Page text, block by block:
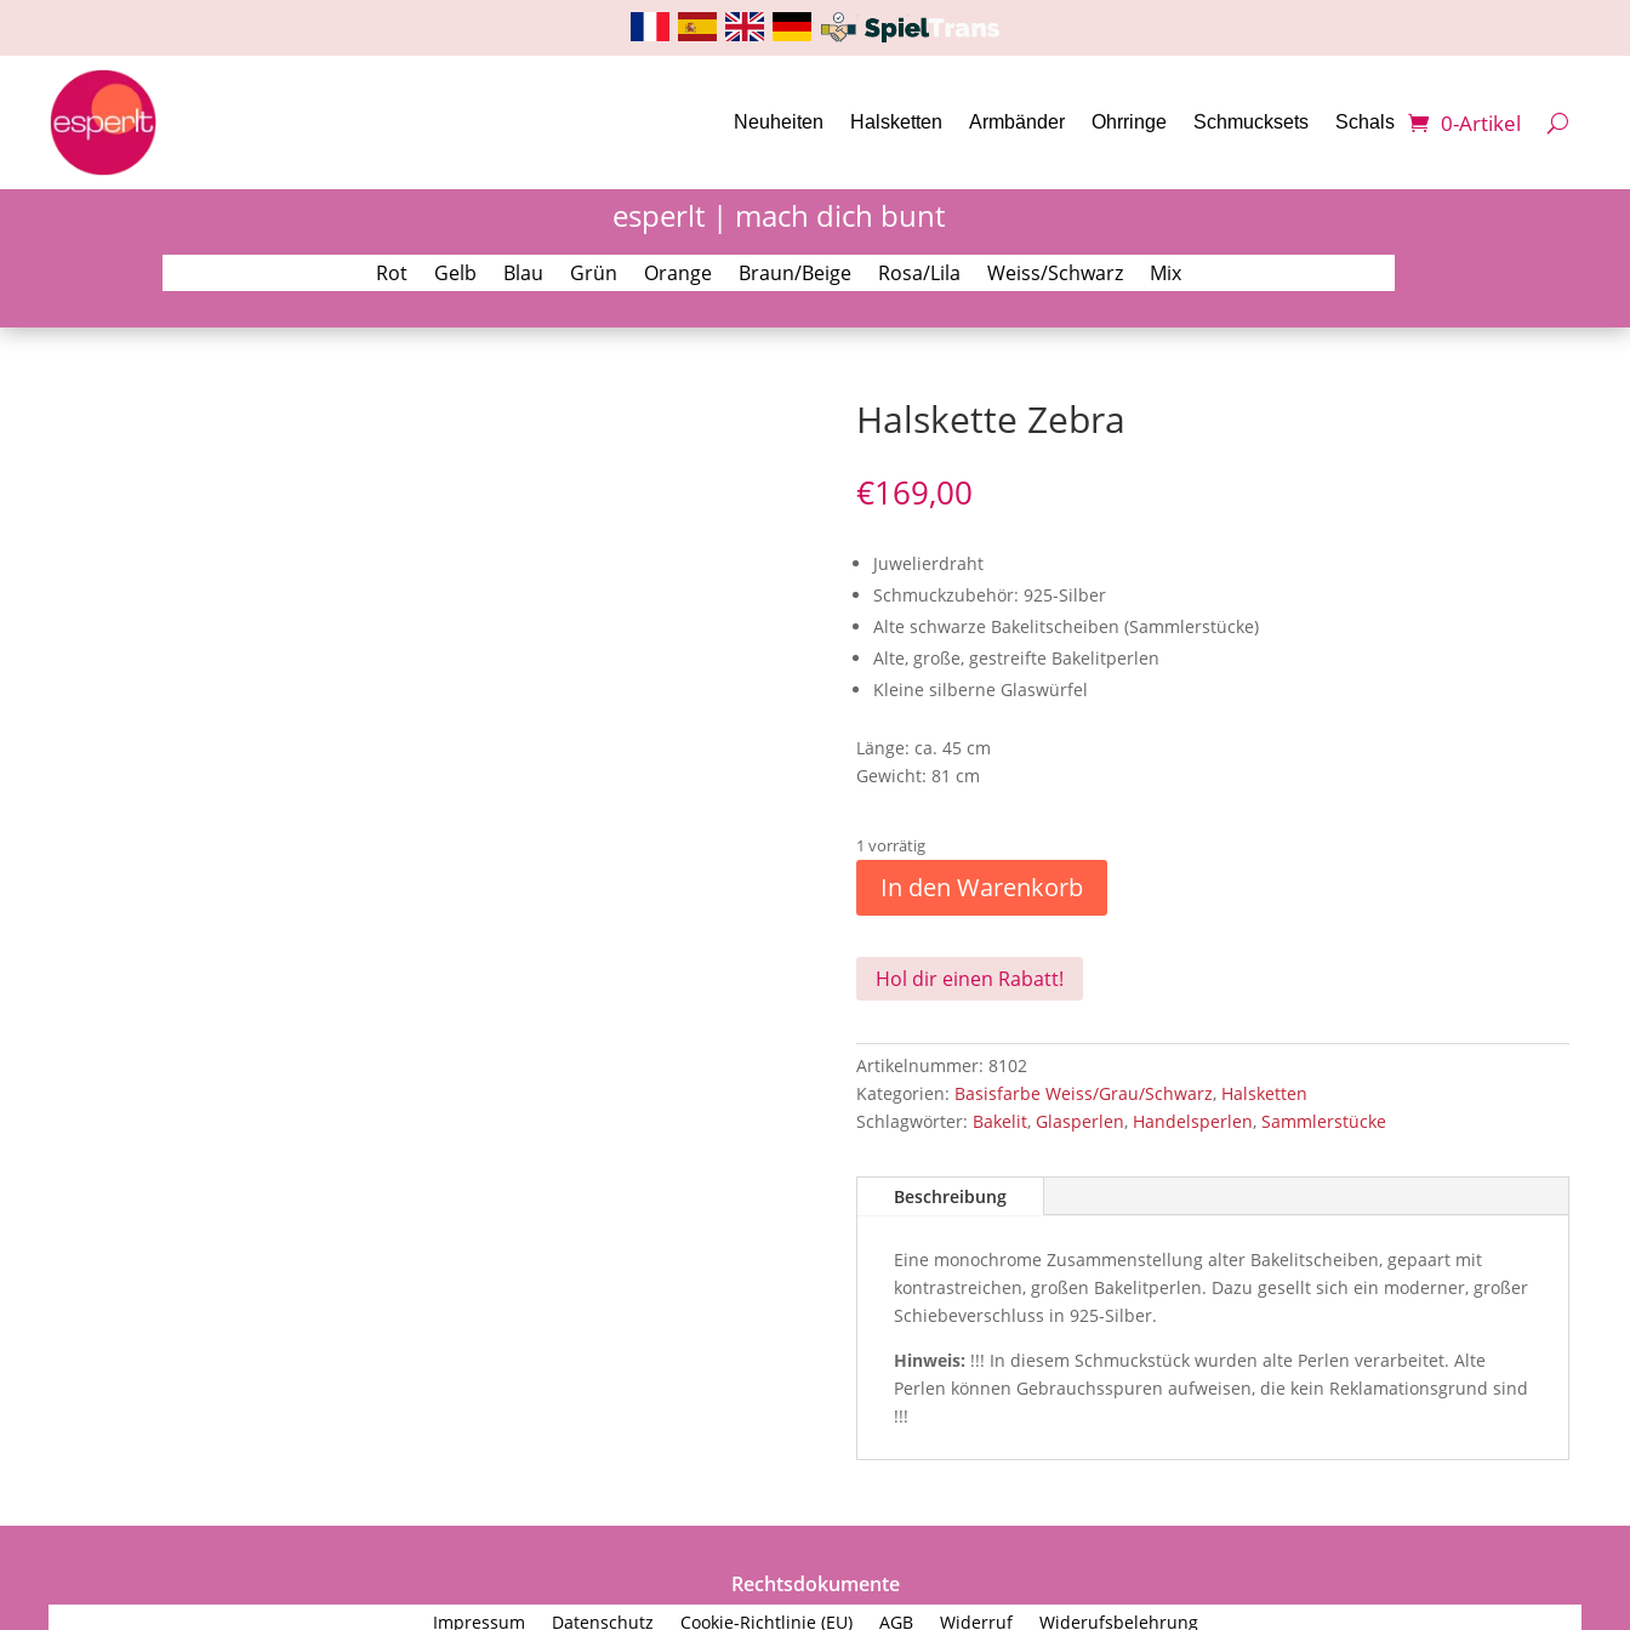
Neuheiten Halsketten Armbänder Ohrringe Schmucksets Schals 0-Artikel
esperlt | mach dich bunt
Rot Gelb Blau Grün Orange Braun/Beige Rosa/Lila Weiss/Schwarz Mix
Halskette Zebra
€169,00
Juwelierdraht
Schmuckzubehör: 925-Silber
Alte schwarze Bakelitscheiben (Sammlerstücke)
Alte, große, gestreifte Bakelitperlen
Kleine silberne Glaswürfel
Länge: ca. 45 cm
Gewicht: 81 cm
1 vorrätig
In den Warenkorb
Hol dir einen Rabatt!
Artikelnummer:8102
Kategorien: Basisfarbe Weiss/Grau/Schwarz, Halsketten
Schlagwörter: Bakelit,Glasperlen, Handelsperlen,Sammlerstücke
Beschreibung
Eine monochrome Zusammenstellung alter Bakelitscheiben, gepaart mit
kontrastreichen, großen Bakelitperlen. Dazu gesellt sich ein moderner, großer
Schiebeverschluss in 925-Silber.
Hinweis: !!! In diesem Schmuckstück wurden alte Perlen verarbeitet. Alte
Perlen können Gebrauchsspuren aufweisen, die kein Reklamationsgrund sind
!!!
Rechtsdokumente
Impressum Datenschutz Cookie-Richtlinie (EU) AGB Widerruf Widerufsbelehrung